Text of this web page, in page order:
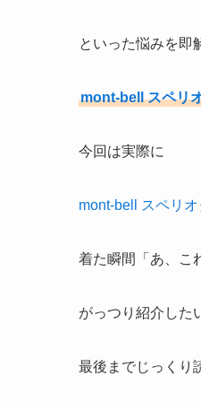
といった悩みを即
mont-bell スペリ
今回は実際に
mont-bell スペリ
着た瞬間「あ、こ
がっつり紹介した
最後までじっくり